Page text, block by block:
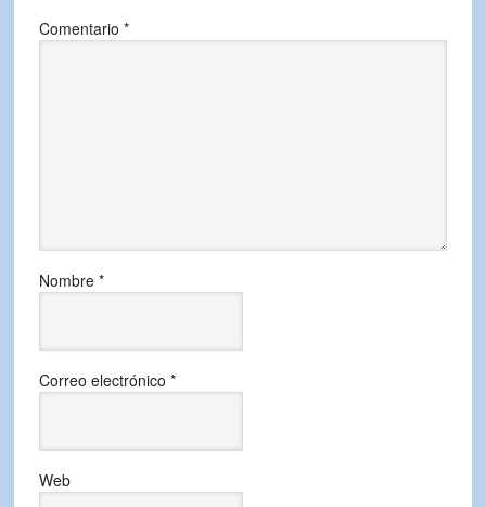
Comentario *
Nombre *
Correo electrónico *
Web